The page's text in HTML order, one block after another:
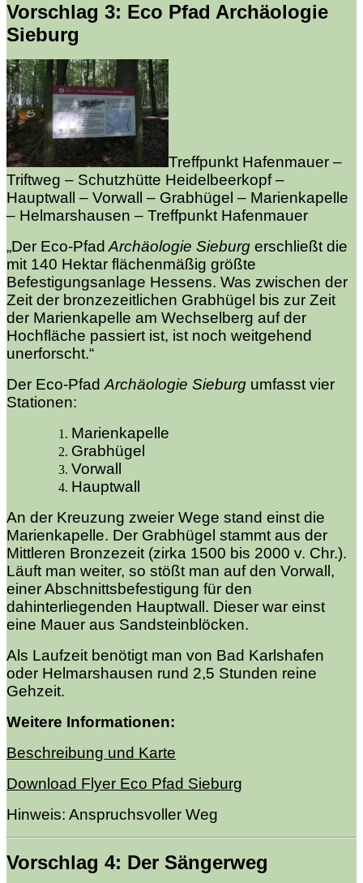
Vorschlag 3: Eco Pfad Archäologie
Sieburg
Treffpunkt Hafenmauer –
Triftweg – Schutzhütte Heidelbeerkopf –
Hauptwall – Vorwall – Grabhügel – Marienkapelle
– Helmarshausen – Treffpunkt Hafenmauer
„Der Eco-Pfad Archäologie Sieburg erschließt die
mit 140 Hektar flächenmäßig größte
Befestigungsanlage Hessens. Was zwischen der
Zeit der bronzezeitlichen Grabhügel bis zur Zeit
der Marienkapelle am Wechselberg auf der
Hochfläche passiert ist, ist noch weitgehend
unerforscht.“
Der Eco-PfadArchäologie Sieburg umfasst vier
Stationen:
Marienkapelle
Grabhügel
Vorwall
Hauptwall
An der Kreuzung zweier Wege stand einst die
Marienkapelle. Der Grabhügel stammt aus der
Mittleren Bronzezeit (zirka 1500 bis 2000 v. Chr.).
Läuft man weiter, so stößt man auf den Vorwall,
einer Abschnittsbefestigung für den
dahinterliegenden Hauptwall. Dieser war einst
eine Mauer aus Sandsteinblöcken.
Als Laufzeit benötigt man von Bad Karlshafen
oder Helmarshausen rund 2,5 Stunden reine
Gehzeit.
Weitere Informationen:
Beschreibung und Karte
Download Flyer Eco Pfad Sieburg
Hinweis: Anspruchsvoller Weg
Vorschlag 4: Der Sängerweg